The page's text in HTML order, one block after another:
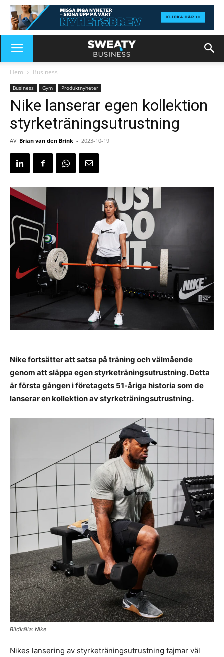
Hem Business
Business Gym Produktnyheter
Nike lanserar egen kollektion
styrketräningsutrustning
AV Brian van den Brink - 2023-10-19
Nike fortsätter att satsa på träning och välmående
genom att släppa egen styrketräningsutrustning. Detta
är första gången i företagets 51-åriga historia som de
lanserar en kollektion av styrketräningsutrustning.
Bildkälla: Nike
Nikes lansering av styrketräningsutrustning tajmar väl